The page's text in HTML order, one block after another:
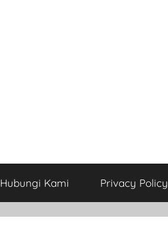
Hubungi Kami Privacy Policy